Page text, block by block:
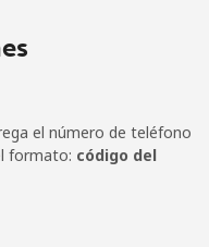
el número de teléfono
formato: código del